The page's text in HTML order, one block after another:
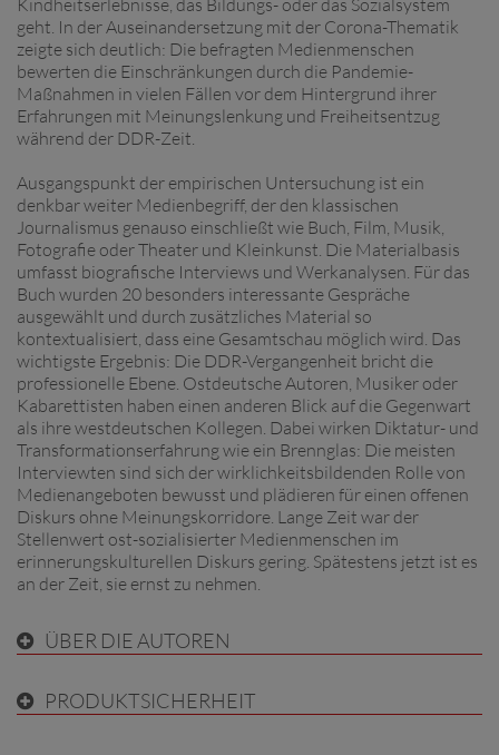
geht. In der Auseinandersetzung mit der Corona-Thematik
zeigte sich deutlich: Die befragten Medienmenschen
bewerten die Einschränkungen durch die Pandemie-
Maßnahmen in vielen Fällen vor dem Hintergrund ihrer
Erfahrungen mit Meinungslenkung und Freiheitsentzug
während der DDR-Zeit.
Ausgangspunkt der empirischen Untersuchung ist ein
denkbar weiter Medienbegriff, der den klassischen
Journalismus genauso einschließt wie Buch, Film, Musik,
Fotografie oder Theater und Kleinkunst. Die Materialbasis
umfasst biografische Interviews und Werkanalysen. Für das
Buch wurden 20 besonders interessante Gespräche
ausgewählt und durch zusätzliches Material so
kontextualisiert, dass eine Gesamtschau möglich wird. Das
wichtigste Ergebnis: Die DDR-Vergangenheit bricht die
professionelle Ebene. Ostdeutsche Autoren, Musiker oder
Kabarettisten haben einen anderen Blick auf die Gegenwart
als ihre westdeutschen Kollegen. Dabei wirken Diktatur- und
Transformationserfahrung wie ein Brennglas: Die meisten
Interviewten sind sich der wirklichkeitsbildenden Rolle von
Medienangeboten bewusst und plädieren für einen offenen
Diskurs ohne Meinungskorridore. Lange Zeit war der
Stellenwert ost-sozialisierter Medienmenschen im
erinnerungskulturellen Diskurs gering. Spätestens jetzt ist es
an der Zeit, sie ernst zu nehmen.
ÜBER DIE AUTOREN
PRODUKTSICHERHEIT